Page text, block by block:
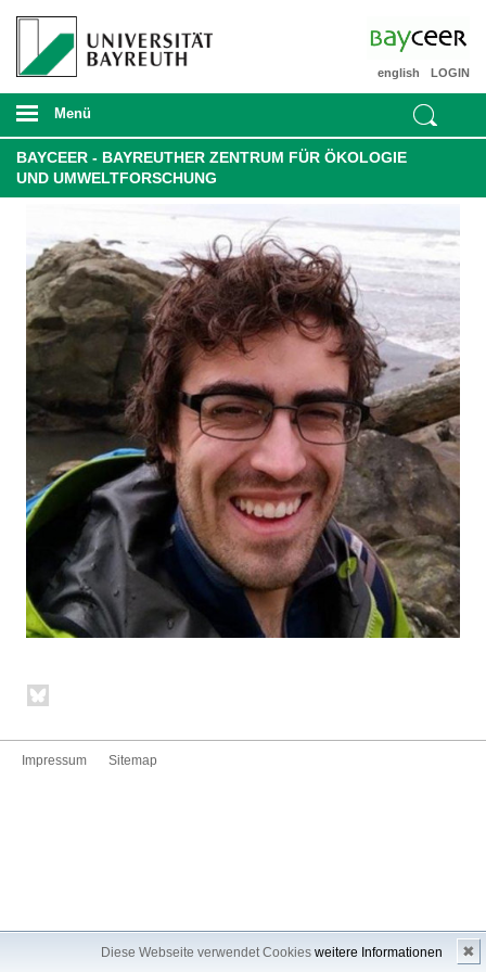
Diese Webseite verwendet Cookies weitere Informationen ✖
LOGIN
english
Menü
BAYCEER - BAYREUTHER ZENTRUM FÜR ÖKOLOGIE
UND UMWELTFORSCHUNG
Impressum Sitemap